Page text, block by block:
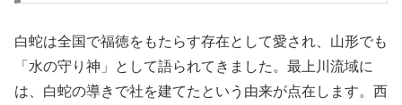
白蛇は全国で福徳をもたらす存在として愛され、山形でも
「水の守り神」として語られてきました。最上川流域に
は、白蛇の導きで社を建てたという由来が点在します。西